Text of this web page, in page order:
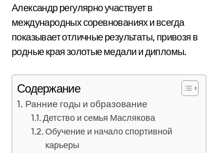
Александр регулярно участвует в
международных соревнованиях и всегда
показывает отличные результаты, привозя в
родные края золотые медали и дипломы.
Содержание
Ранние годы и образование
Детство и семья Маслякова
Обучение и начало спортивной
карьеры